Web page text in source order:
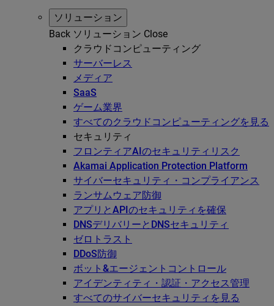
ソリューション
Back ソリューション Close
クラウドコンピューティング
サーバーレス
メディア
SaaS
ゲーム業界
すべてのクラウドコンピューティングを見る
セキュリティ
フロンティアAIのセキュリティリスク
Akamai Application Protection Platform
サイバーセキュリティ・コンプライアンス
ランサムウェア防御
アプリとAPIのセキュリティを確保
DNSデリバリーとDNSセキュリティ
ゼロトラスト
DDoS防御
ボット&エージェントコントロール
アイデンティティ・認証・アクセス管理
すべてのサイバーセキュリティを見る